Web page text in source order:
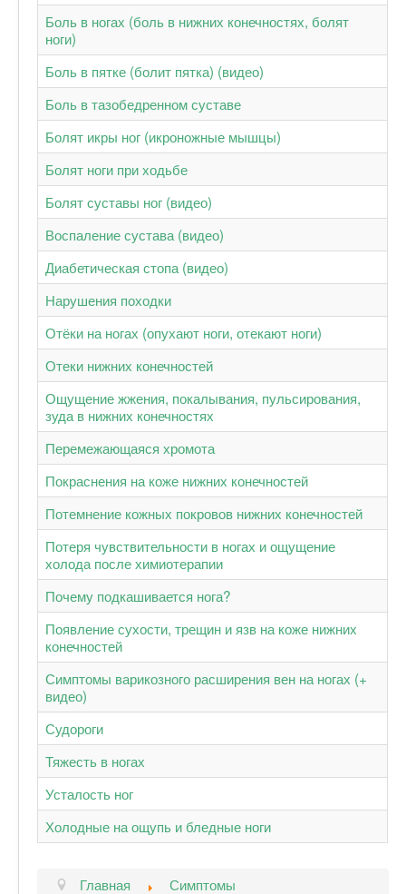
Боль в ногах (боль в нижних конечностях, болят
ноги)
Боль в пятке (болит пятка) (видео)
Боль в тазобедренном суставе
Болят икры ног (икроножные мышцы)
Болят ноги при ходьбе
Болят суставы ног (видео)
Воспаление сустава (видео)
Диабетическая стопа (видео)
Нарушения походки
Отёки на ногах (опухают ноги, отекают ноги)
Отеки нижних конечностей
Ощущение жжения, покалывания, пульсирования,
зуда в нижних конечностях
Перемежающаяся хромота
Покраснения на коже нижних конечностей
Потемнение кожных покровов нижних конечностей
Потеря чувствительности в ногах и ощущение
холода после химиотерапии
Почему подкашивается нога?
Появление сухости, трещин и язв на коже нижних
конечностей
Симптомы варикозного расширения вен на ногах (+
видео)
Судороги
Тяжесть в ногах
Усталость ног
Холодные на ощупь и бледные ноги
Главная Симптомы